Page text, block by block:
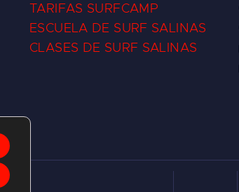
TARIFAS SURFCAMP
ESCUELA DE SURF SALINAS
CLASES DE SURF SALINAS